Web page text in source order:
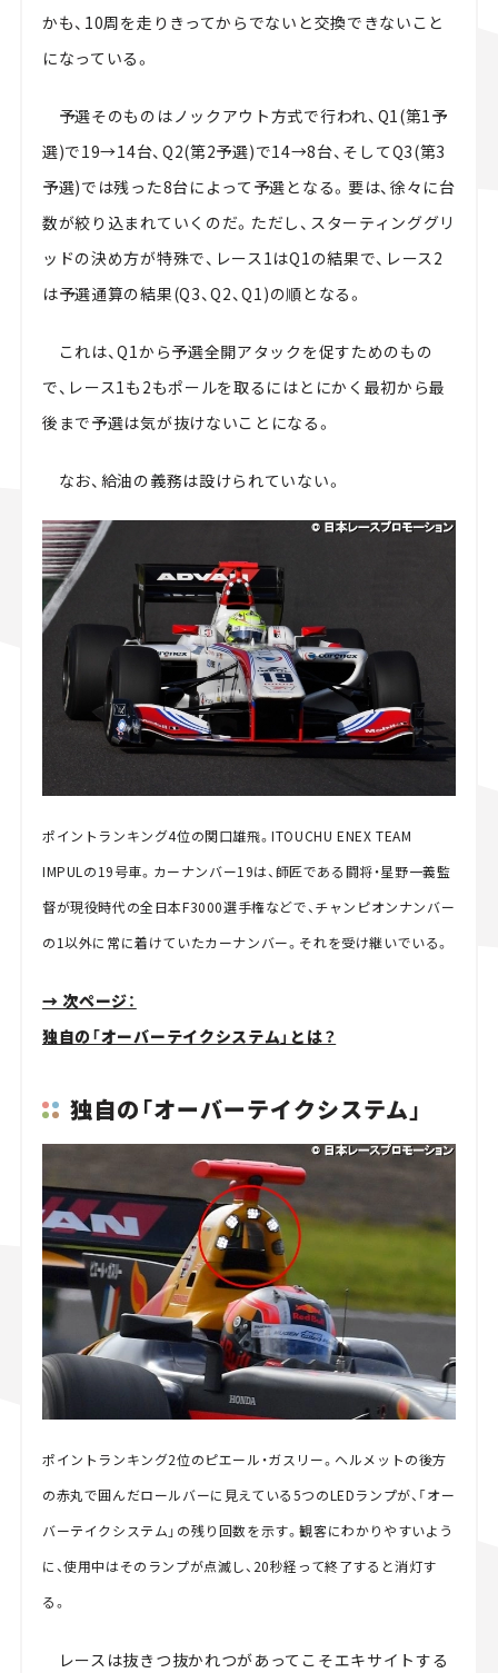
かも、10周を走りきってからでないと交換できないこと
になっている。
予選そのものはノックアウト方式で行われ、Q1(第1予
選)で19→14台、Q2(第2予選)で14→8台、そしてQ3(第3
予選)では残った8台によって予選となる。要は、徐々に台
数が絞り込まれていくのだ。ただし、スターティンググリ
ッドの決め方が特殊で、レース1はQ1の結果で、レース2
は予選通算の結果(Q3、Q2、Q1)の順となる。
これは、Q1から予選全開アタックを促すためのもの
で、レース1も2もポールを取るにはとにかく最初から最
後まで予選は気が抜けないことになる。
なお、給油の義務は設けられていない。
ポイントランキング4位の関口雄飛。ITOUCHU ENEX TEAM
IMPULの19号車。カーナンバー19は、師匠である闘将・星野一義監
督が現役時代の全日本F3000選手権などで、チャンピオンナンバー
の1以外に常に着けていたカーナンバー。それを受け継いでいる。
→ 次ページ：
独自の「オーバーテイクシステム」とは？
独自の「オーバーテイクシステム」
ポイントランキング2位のピエール・ガスリー。ヘルメットの後方
の赤丸で囲んだロールバーに見えている5つのLEDランプが、「オー
バーテイクシステム」の残り回数を示す。観客にわかりやすいよう
に、使用中はそのランプが点滅し、20秒経って終了すると消灯す
る。
レースは抜きつ抜かれつがあってこそエキサイトする